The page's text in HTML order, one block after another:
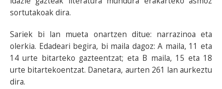
sortutakoak dira.
Sariek bi lan mueta onartzen ditue: narrazinoa eta
olerkia. Edadeari begira, bi maila dagoz: A maila, 11 eta
14 urte bitarteko gazteentzat; eta B maila, 15 eta 18
urte bitartekoentzat. Danetara, aurten 261 lan aurkeztu
dira.